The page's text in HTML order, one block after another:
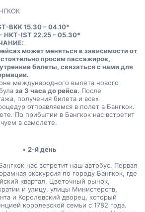
BKK 15.30 – 04.10*
HKT-IST 22.25 – 05.30*
может меняться в зависимости от
просим пассажиров,
билеты, связаться с нами для
международного вылета нового
за 3 часа до рейса. После
получения билета и всех
отправляемся в полет в Бангкок.
По прибытии в Бангкок нас встретит
в самолете.
2-й день
нас встретит наш автобус. Первая
экскурсия по городу Бангкок, где
квартал, Цветочный рынок,
и улицу, улицы Министерств,
и Королевский дворец, который
королевской семьи с 1782 года.